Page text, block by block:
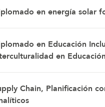
en energía solar
en Educación
en
Chain, Planificación